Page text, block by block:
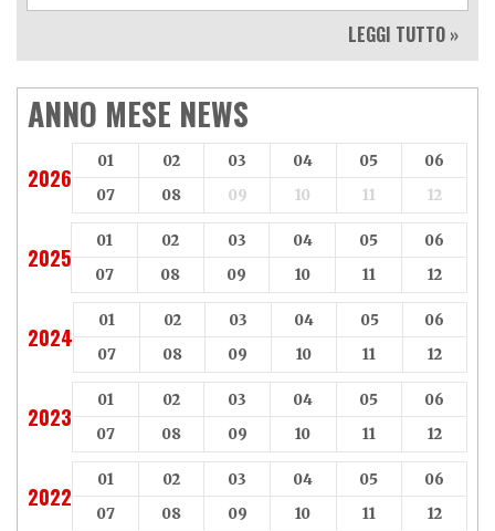
LEGGI TUTTO »
ANNO MESE NEWS
2026
01 02 03 04 05
06
07
08 09 10 11 12
2025
01 02 03 04 05
06
07
08 09 10 11 12
2024
01 02 03 04 05
06
07
08 09 10 11 12
2023
01 02 03 04 05
06
07
08 09 10 11 12
2022
01 02 03 04 05
06
07
08 09 10 11 12